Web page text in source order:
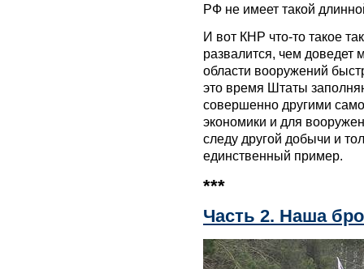
РФ не имеет такой
И вот КНР что-то такое
развалится, чем доведет
области вооружений
это время Штаты
совершенно другими
экономики и для
следу другой добычи и
единственный пример.
***
Часть 2. Наша